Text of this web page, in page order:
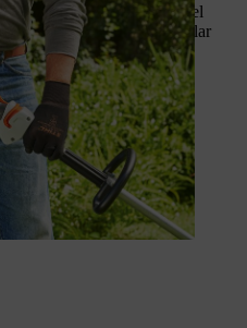
una mano, de modo que el
otra mano, sujeta el manillar